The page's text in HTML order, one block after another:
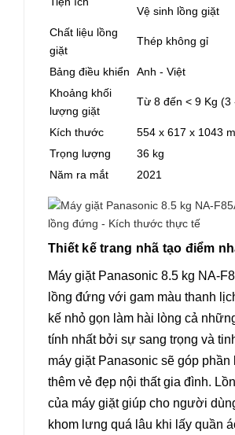
Vệ sinh lồng giặt
Chất liệu lồng
giặt
Thép không gỉ
Bảng điều khiển
Anh - Việt
Khoảng khối
lượng giặt
Từ 8 đến < 9 Kg (3
Kích thước
554 x 617 x 1043
Trọng lượng
36 kg
Năm ra mắt
2021
Thiết kế trang nhã tạo điểm
Máy giặt Panasonic 8.5 kg NA-
lồng đứng với gam màu thanh
kế nhỏ gọn làm hài lòng cả
tính nhất bởi sự sang trọng và
máy giặt Panasonic sẽ góp phần
thêm vẻ đẹp nội thất gia đình.
của máy giặt giúp cho người
khom lưng quá lâu khi lấy quần